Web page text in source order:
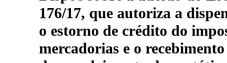
176/17, que autoriza a
o estorno de crédito do
mercadorias e o